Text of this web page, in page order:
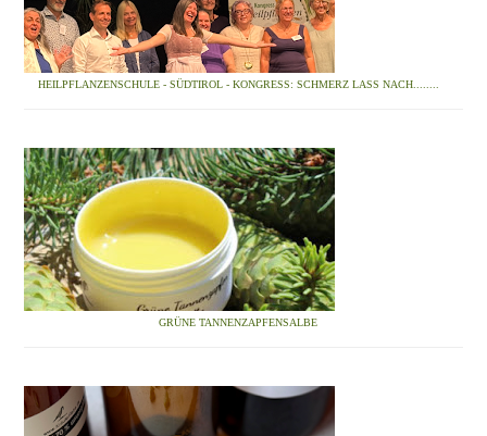
HEILPFLANZENSCHULE - SÜDTIROL - KONGRESS: SCHMERZ LASS NACH........
GRÜNE TANNENZAPFENSALBE